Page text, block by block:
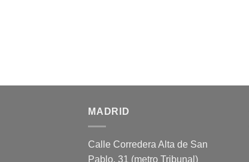
MADRID
Calle Corredera Alta de San
Pablo, 31 (metro Tribunal)